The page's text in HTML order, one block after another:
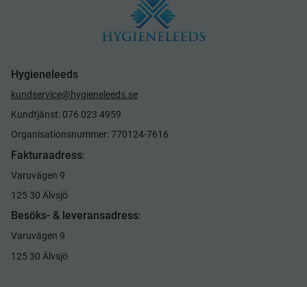
Hygieneleeds
kundservice@hygieneleeds.se
Kundtjänst: 076 023 4959
Organisationsnummer: 770124-7616
Fakturaadress:
Varuvägen 9
125 30 Älvsjö
Besöks- & leveransadress:
Varuvägen 9
125 30 Älvsjö